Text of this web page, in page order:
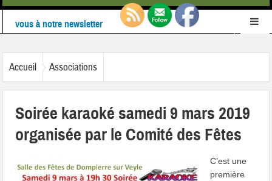
Retrouvez-nous également surFacebook
vous à notre newsletter
Accueil Associations
Soirée karaoké samedi 9 mars 2019
organisée par le Comité des Fêtes
C’est une
première